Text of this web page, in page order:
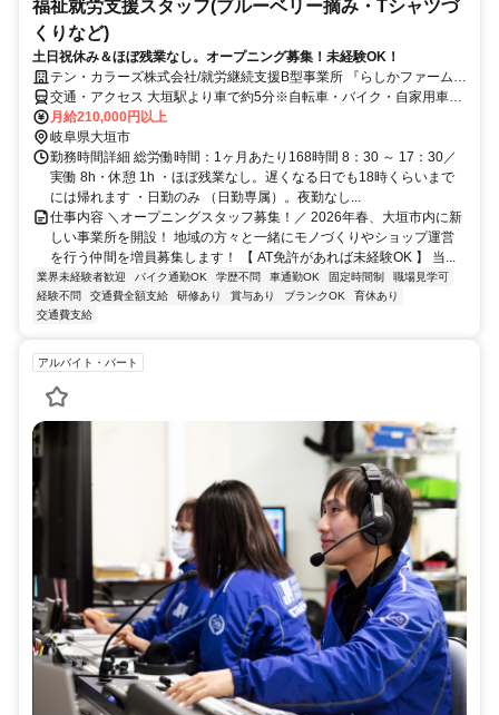
福祉就労支援スタッフ(ブルーベリー摘み・Tシャツづ
くりなど)
土日祝休み＆ほぼ残業なし。オープニング募集！未経験OK！
テン・カラーズ株式会社/就労継続支援B型事業所 『らしかファーム南
頬』
交通・アクセス 大垣駅より車で約5分※自転車・バイク・自家用車通
勤可／マイカー通勤者向け無料駐車場あり
月給210,000円以上
岐阜県大垣市
勤務時間詳細 総労働時間：1ヶ月あたり168時間 8：30 ～ 17：30／
実働 8h・休憩 1h ・ほぼ残業なし。遅くなる日でも18時くらいまで
には帰れます ・日勤のみ （日勤専属）。夜勤なし...
仕事内容 ＼オープニングスタッフ募集！／ 2026年春、大垣市内に新
しい事業所を開設！ 地域の方々と一緒にモノづくりやショップ運営
を行う仲間を増員募集します！ 【 AT免許があれば未経験OK 】 当...
業界未経験者歓迎 バイク通勤OK 学歴不問 車通勤OK 固定時間制
職場見学可
経験不問
交通費全額支給 研修あり 賞与あり ブランクOK
育休あり
交通費支給
アルバイト・パート